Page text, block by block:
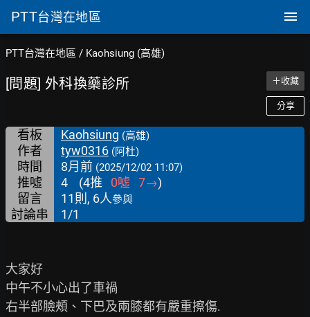
PTT台灣在地區
PTT台灣在地區 / Kaohsiung (高雄)
[問題] 外科換藥診所 ＋收藏
分享
看板 Kaohsiung (高雄)
作者 tyw0316 (阿杜)
時間 8月前 (2025/12/02 11:07)
推噓 4 (4推 0噓 7→)
留言
11則, 6人參與
討論串 1/1
大家好
中午不小心出了車禍
右半部臉頰、下巴及兩膝都有嚴重擦傷.